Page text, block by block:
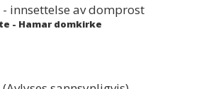
- innsettelse av domprost
- Hamar domkirke